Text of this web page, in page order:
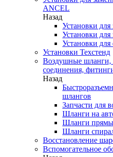
ANCEL
Назад
Установки
Установки
Установки
Установки Техстенд
Воздушные шланги,
соединения,
Назад
шлангов
Запчасти для
Шланги на
Шланги
Шланги
Восстановление
Вспомогательное